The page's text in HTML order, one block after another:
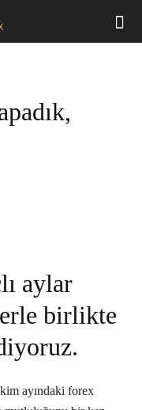
aylar
birlikte
ayındaki forex